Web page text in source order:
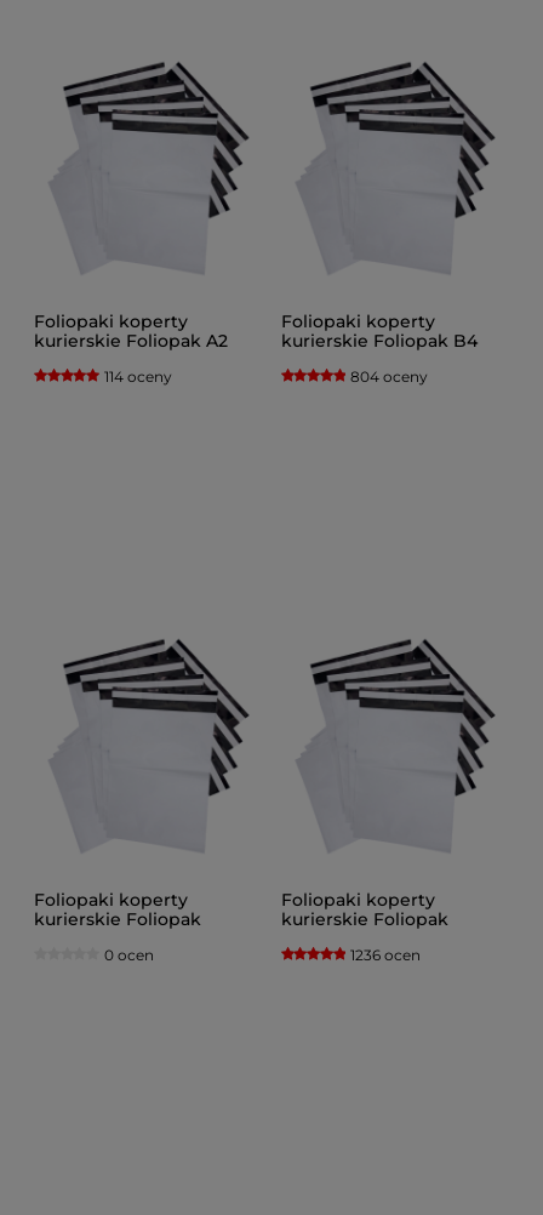
Foliopaki koperty
kurierskie Foliopak A2
czarne opakowanie 100
114 oceny
Foliopaki koperty
kurierskie Foliopak B4
czarne opakowanie 100
804 oceny
Foliopaki koperty
kurierskie Foliopak
czarne opakowanie 100
0 ocen
Foliopaki koperty
kurierskie Foliopak
czarne opakowanie 100
1236 ocen